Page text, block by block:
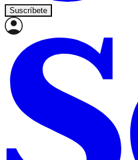
Suscríbete